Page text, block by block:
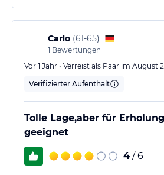
gedeckt. Man musste sich eine
Besteck selber holen.
Carlo (61-65)
1 Bewertungen
Vor 1 Jahr • Verreist als Paar im August
Verifizierter Aufenthalt
Tolle Lage,aber für
geeignet
4 / 6